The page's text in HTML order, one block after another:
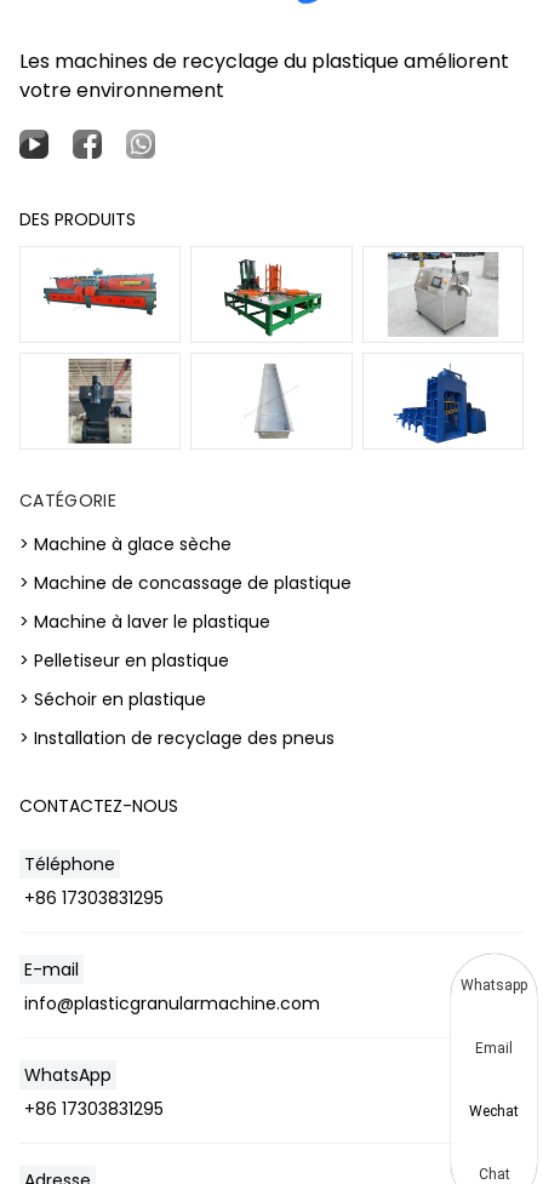
Les machines de recyclage du plastique améliorent
votre environnement
DES PRODUITS
CATÉGORIE
> Machine à glace sèche
> Machine de concassage de plastique
> Machine à laver le plastique
> Pelletiseur en plastique
> Séchoir en plastique
> Installation de recyclage des pneus
CONTACTEZ-NOUS
Téléphone
+86 17303831295
E-mail
info@plasticgranularmachine.com
WhatsApp
+86 17303831295
Whatsapp
Email
Wechat
Chat